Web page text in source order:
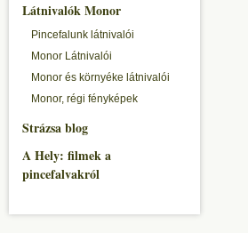
Látnivalók Monor
Pincefalunk látnivalói
Monor Látnivalói
Monor és környéke látnivalói
Monor, régi fényképek
Strázsa blog
A Hely: filmek a
pincefalvakról